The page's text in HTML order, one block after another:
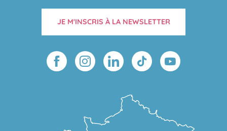
JE M'INSCRIS À LA NEWSLETTER